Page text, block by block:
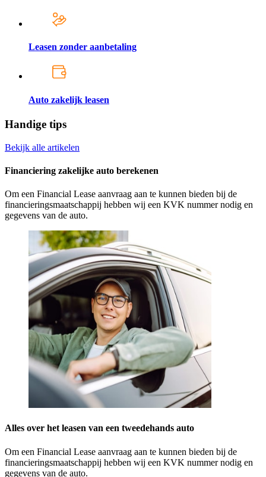
Leasen zonder aanbetaling
Auto zakelijk leasen
Handige tips
Bekijk alle artikelen
Financiering zakelijke auto berekenen
Om een Financial Lease aanvraag aan te kunnen bieden bij de
financieringsmaatschappij hebben wij een KVK nummer nodig en
gegevens van de auto.
Alles over het leasen van een tweedehands auto
Om een Financial Lease aanvraag aan te kunnen bieden bij de
financieringsmaatschappij hebben wij een KVK nummer nodig en
gegevens van de auto.